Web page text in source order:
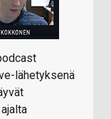
lähetyksenä